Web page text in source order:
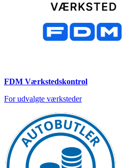
FDM Værkstedskontrol
For udvalgte værksteder